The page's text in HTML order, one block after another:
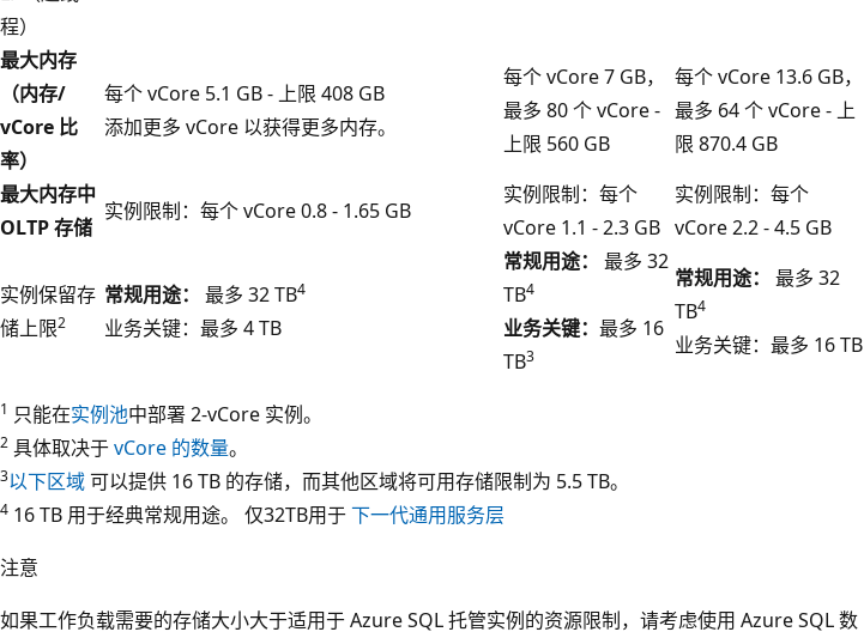
程）
最大内存
（内存/
vCore 比
率）
每个 vCore 5.1 GB - 上限 408 GB
添加更多 vCore 以获得更多内存。
每个 vCore 7 GB，
最多 80 个 vCore -
上限 560 GB
每个 vCore 13.6 GB，
最多 64 个 vCore - 上
限 870.4 GB
最大内存中
OLTP 存储
实例限制：每个 vCore 0.8 - 1.65 GB
实例限制：每个
vCore 1.1 - 2.3 GB
实例限制：每个
vCore 2.2 - 4.5 GB
实例保留存
储上限2
常规用途： 最多 32 TB4
业务关键：最多 4 TB
常规用途：
最多 32
TB4
业务关键： 最多 16
TB3
常规用途：
最多 32
TB4
业务关键：最多 16 TB
1 只能在实例池中部署 2-vCore 实例。
2 具体取决于vCore 的数量。
3以下区域可以提供 16 TB 的存储，而其他区域将可用存储限制为 5.5 TB。
4 16 TB 用于经典常规用途。 仅32TB用于下一代通用服务层
注意
如果工作负载需要的存储大小大于适用于 Azure SQL 托管实例的资源限制，请考虑使用 Azure SQL 数